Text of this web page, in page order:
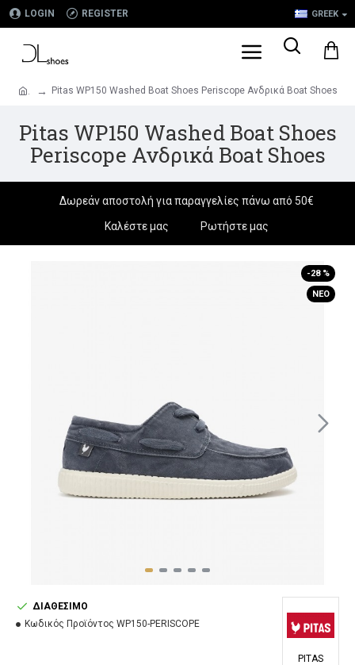
LOGIN REGISTER GREEK
. Pitas WP150 Washed Boat Shoes Periscope Ανδρικά Boat Shoes
Pitas WP150 Washed Boat Shoes
Periscope Ανδρικά Boat Shoes
Δωρεάν αποστολή για παραγγελίες πάνω από 50€
Καλέστε μας
Ρωτήστε μας
ΝΈΟ
-28 %
ΔΙΑΘΈΣΙΜΟ
Κωδικός Προϊόντος WP150-PERISCOPE
PITAS